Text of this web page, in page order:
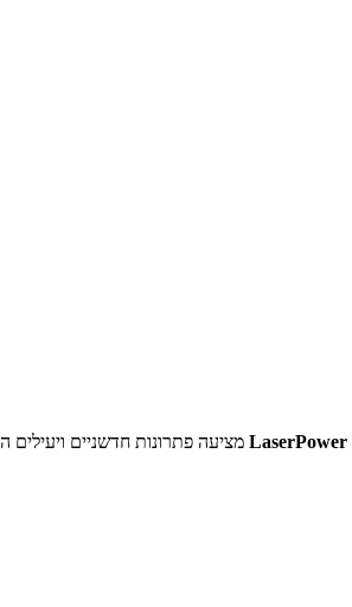
LaserPower מציעה פתרונות חדשניים ויעילים